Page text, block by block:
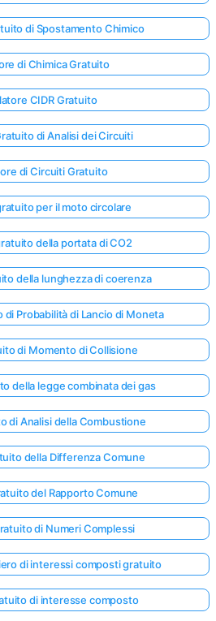
di Spostamento Chimico
di Chimica Gratuito
CIDR Gratuito
di Analisi dei Circuiti
di Circuiti Gratuito
per il moto circolare
della portata di CO2
della lunghezza di coerenza
Probabilità di Lancio di Moneta
di Momento di Collisione
della legge combinata dei gas
di Analisi della Combustione
della Differenza Comune
del Rapporto Comune
di Numeri Complessi
di interessi composti gratuito
di interesse composto